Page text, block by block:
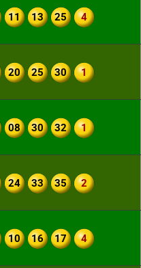
11 13 25 4
20 25 30 1
08 30 32 1
24 33 35 2
10 16 17 4